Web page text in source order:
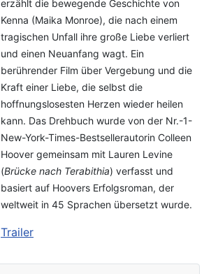
erzählt die bewegende Geschichte von
Kenna (Maika Monroe), die nach einem
tragischen Unfall ihre große Liebe verliert
und einen Neuanfang wagt. Ein
berührender Film über Vergebung und die
Kraft einer Liebe, die selbst die
hoffnungslosesten Herzen wieder heilen
kann. Das Drehbuch wurde von der Nr.-1-
New-York-Times-Bestsellerautorin Colleen
Hoover gemeinsam mit Lauren Levine
(Brücke nach Terabithia) verfasst und
basiert auf Hoovers Erfolgsroman, der
weltweit in 45 Sprachen übersetzt wurde.
Trailer